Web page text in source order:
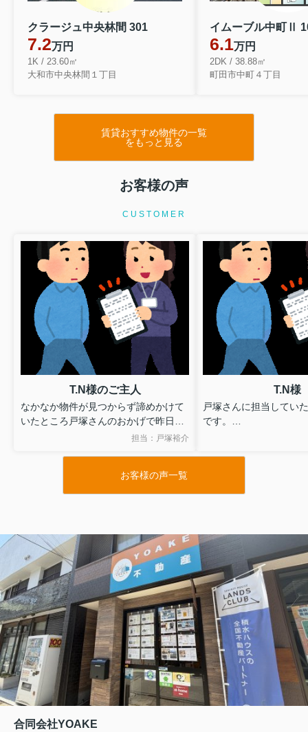
クラージュ中央林間 301
7.2万円
1K / 23.60㎡
大和市中央林間１丁目
イムーブル中町Ⅱ
6.1万円
2DK / 38.88㎡
町田市中町４丁目
賃貸おすすめ物件の一覧
をもっと見る
お客様の声
CUSTOMER
T.N様のご主人
なかなか物件が見つからず諦めかけて
いたところ戸塚さんのおかげで昨日の
物件に入居することができました。
担当：戸塚裕介
T.N様
戸塚さんに担当してい
です。
また終始親身にご対応
心より感謝しておりま
このたびは本当にあり
した。
また機会がございまし
しくお願いいたします。
お客様の声一覧
合同会社YOAKE